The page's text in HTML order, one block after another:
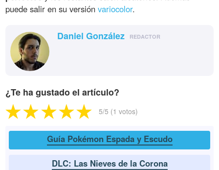
puede salir en su versiónvariocolor.
Daniel González REDACTOR
¿Te ha gustado el artículo?
5/5 (1 votos)
Guía Pokémon Espada y Escudo
DLC: Las Nieves de la Corona